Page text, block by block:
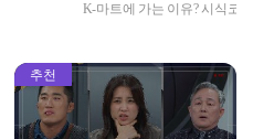
K-마트에 가는 이유? 시식코
추천